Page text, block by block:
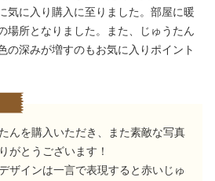
気に入り購入に至りました。部屋に暖
場所となりました。また、じゅうたん
の深みが増すのもお気に入りポイント
んを購入いただき、また素敵な写真
がとうございます！
ザインは一言で表現すると赤いじゅ